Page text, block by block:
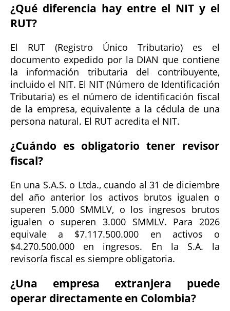
¿Qué diferencia hay entre el NIT y el
RUT?
El RUT (Registro Único Tributario) es el
documento expedido por la DIAN que contiene
la información tributaria del contribuyente,
incluido el NIT. El NIT (Número de Identificación
Tributaria) es el número de identificación fiscal
de la empresa, equivalente a la cédula de una
persona natural. El RUT acredita el NIT.
¿Cuándo es obligatorio tener revisor
fiscal?
En una S.A.S. o Ltda., cuando al 31 de diciembre
del año anterior los activos brutos igualen o
superen 5.000 SMMLV, o los ingresos brutos
igualen o superen 3.000 SMMLV. Para 2026
equivale a $7.117.500.000 en activos o
$4.270.500.000 en ingresos. En la S.A. la
revisoría fiscal es siempre obligatoria.
¿Una empresa extranjera puede
operar directamente en Colombia?